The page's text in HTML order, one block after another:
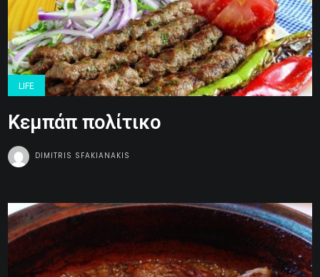
LIFE
Κεμπάπ πολίτικο
DIMITRIS SFAKIANAKIS